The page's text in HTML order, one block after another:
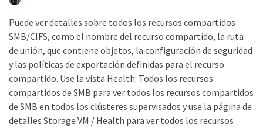
Puede ver detalles sobre todos los recursos compartidos
SMB/CIFS, como el nombre del recurso compartido, la ruta
de unión, que contiene objetos, la configuración de seguridad
y las políticas de exportación definidas para el recurso
compartido. Use la vista Health: Todos los recursos
compartidos de SMB para ver todos los recursos compartidos
de SMB en todos los clústeres supervisados y use la página de
detalles Storage VM / Health para ver todos los recursos